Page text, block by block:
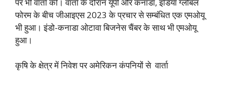
फोरम के बीच जीआइएस 2023 के प्रचार से सम्बंधित एक एमओयू
भी हुआ। इंडो-कनाडा ओटावा बिजनेस चैंबर के साथ भी एमओयू
हुआ।
कृषि के क्षेत्र में निवेश पर अमेरिकन कंपनियों से वार्ता